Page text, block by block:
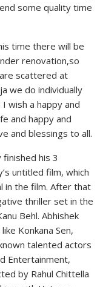
some quality time
time there will be
renovation,so
scattered at
we do individually
wish a happy and
and happy and
and blessings to all.
his 3
untitled film, which
in the film. After that
thriller set in the
Behl. Abhishek
Konkana Sen,
talented actors
Entertainment,
by Rahul Chittella